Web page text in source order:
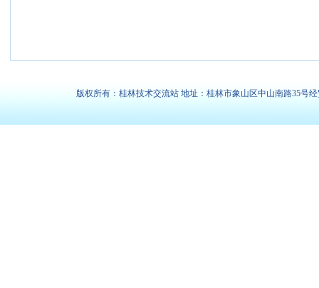
版权所有：桂林技术交流站 地址：桂林市象山区中山南路35号